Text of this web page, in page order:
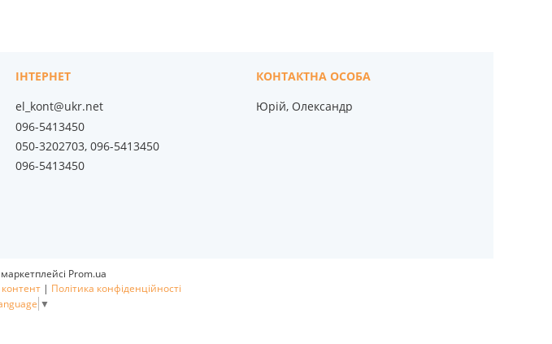
el_kont@ukr.net
096-5413450
050-3202703, 096-5413450
096-5413450
Юрій, Олександр
Prom.ua
| Політика конфіденційності
▼